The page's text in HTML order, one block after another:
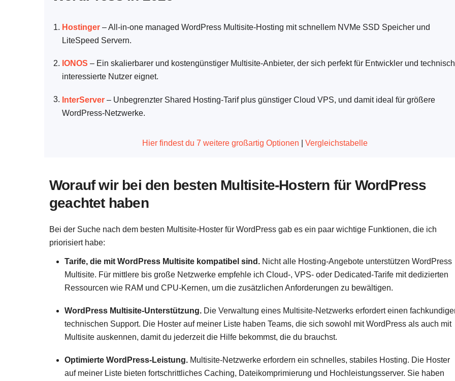
Hostinger –All-in-one managed WordPress Multisite-Hosting mit schnellem NVMe SSD Speicher und
LiteSpeed Servern.
IONOS – Ein skalierbarer und kostengünstiger Multisite-Anbieter, der sich perfekt für Entwickler und technisch
interessierte Nutzer eignet.
InterServer – Unbegrenzter Shared Hosting-Tarif plus günstiger Cloud VPS, und damit ideal für größere
WordPress-Netzwerke.
Hier findest du 7 weitere großartig Optionen Vergleichstabelle
Worauf wir bei den besten Multisite-Hostern für WordPress
geachtet haben
Bei der Suche nach dem besten Multisite-Hoster für WordPress gab es ein paar wichtige Funktionen, die ich
priorisiert habe:
Tarife, die mit WordPress Multisite kompatibel sind. Nicht alle Hosting-Angebote unterstützen WordPress
Multisite. Für mittlere bis große Netzwerke empfehle ich Cloud-, VPS- oder Dedicated-Tarife mit dedizierten
Ressourcen wie RAM und CPU-Kernen, um die zusätzlichen Anforderungen zu bewältigen.
WordPress Multisite-Unterstützung. Die Verwaltung eines Multisite-Netzwerks erfordert einen
technischen Support. Die Hoster auf meiner Liste haben Teams, die sich sowohl mit WordPress als auch mit
Multisite auskennen, damit du jederzeit die Hilfe bekommst, die du brauchst.
Optimierte WordPress-Leistung. Multisite-Netzwerke erfordern ein schnelles, stabiles Hosting. Die Hoster
auf meiner Liste bieten fortschrittliches Caching, Dateikomprimierung und Hochleistungsserver. Sie haben